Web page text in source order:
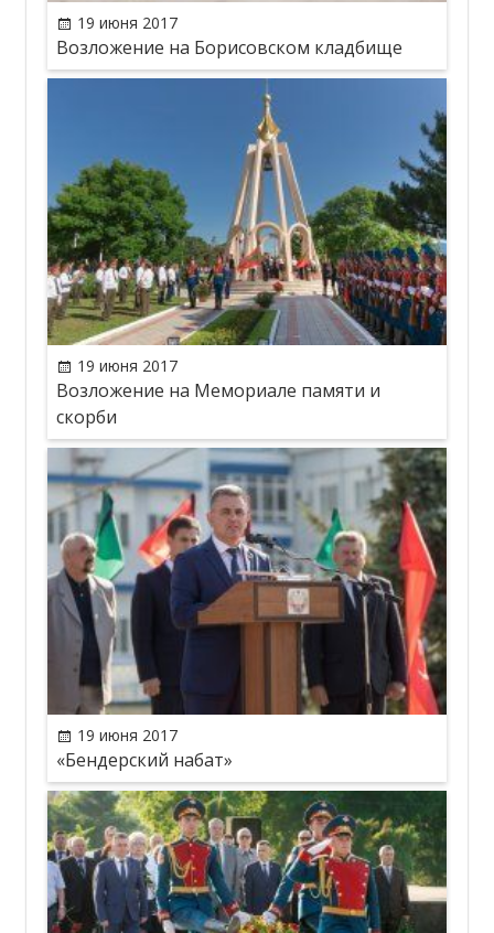
19 июня 2017
Возложение на Борисовском кладбище
19 июня 2017
Возложение на Мемориале памяти и
скорби
19 июня 2017
«Бендерский набат»